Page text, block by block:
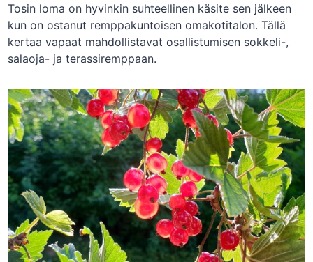
Tosin loma on hyvinkin suhteellinen käsite sen jälkeen
kun on ostanut remppakuntoisen omakotitalon. Tällä
kertaa vapaat mahdollistavat osallistumisen sokkeli-,
salaoja- ja terassiremppaan.